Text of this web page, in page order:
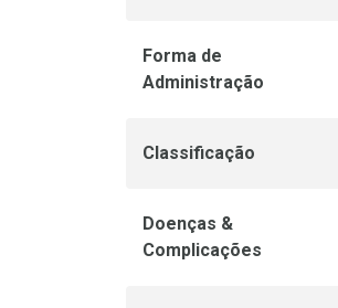
Forma de
Administração
Classificação
Doenças &
Complicações